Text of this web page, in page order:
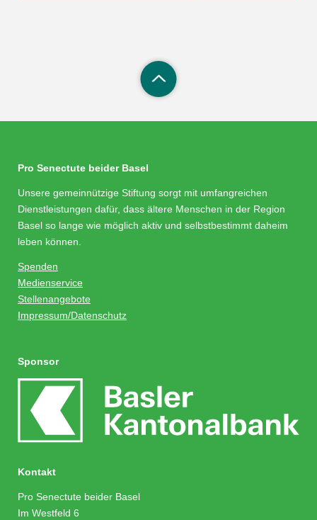
Pro Senectute beider Basel
Unsere gemeinnützige Stiftung sorgt mit umfangreichen
Dienstleistungen dafür, dass ältere Menschen in der Region
Basel so lange wie möglich aktiv und selbstbestimmt daheim
leben können.
Spenden
Medienservice
Stellenangebote
Impressum/Datenschutz
Sponsor
Kontakt
Pro Senectute beider Basel
Im Westfeld 6